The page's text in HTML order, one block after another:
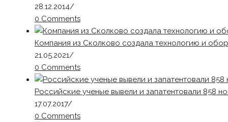
28.12.2014/
0 Comments
Компания из Сколково создала технологию и
21.05.2021/
0 Comments
Российские ученые вывели и запатентовали 858
17.07.2017/
0 Comments